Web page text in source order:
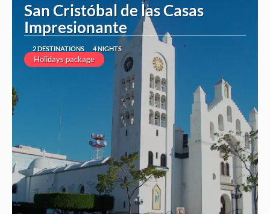
San Cristóbal de las Casas
Impresionante
2 DESTINATIONS 4 NIGHTS
Holidays package